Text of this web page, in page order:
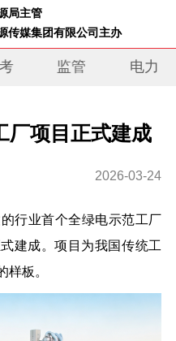
局主管
传媒集团有限公司主办
监管 电力
厂项目正式建成
2026-03-24
业首个全绿电示范工厂
建成。项目为我国传统工
样板。